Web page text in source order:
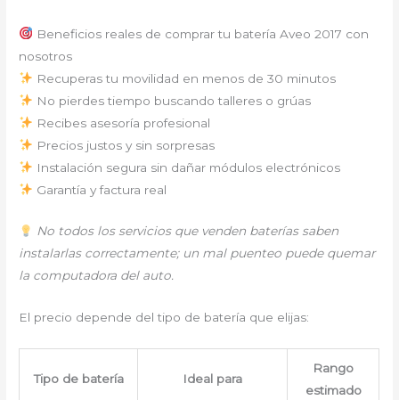
Beneficios reales de comprar tu batería Aveo 2017 con
nosotros
Recuperas tu movilidad en menos de 30 minutos
No pierdes tiempo buscando talleres o grúas
Recibes asesoría profesional
Precios justos y sin sorpresas
Instalación segura sin dañar módulos electrónicos
Garantía y factura real
No todos los servicios que venden baterías saben
instalarlas correctamente; un mal puenteo puede quemar
la computadora del auto.
El precio depende del tipo de batería que elijas:
Tipo de batería Ideal para
Rango
estimado